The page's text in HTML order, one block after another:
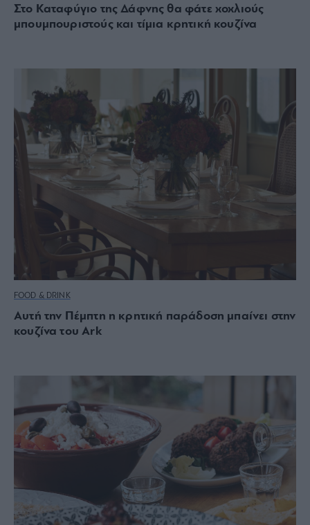
Στο Καταφύγιο της Δάφνης θα φάτε χοχλιούς
μπουμπουριστούς και τίμια κρητική κουζίνα
FOOD & DRINK
Αυτή την Πέμπτη η κρητική παράδοση μπαίνει στην
κουζίνα του Ark